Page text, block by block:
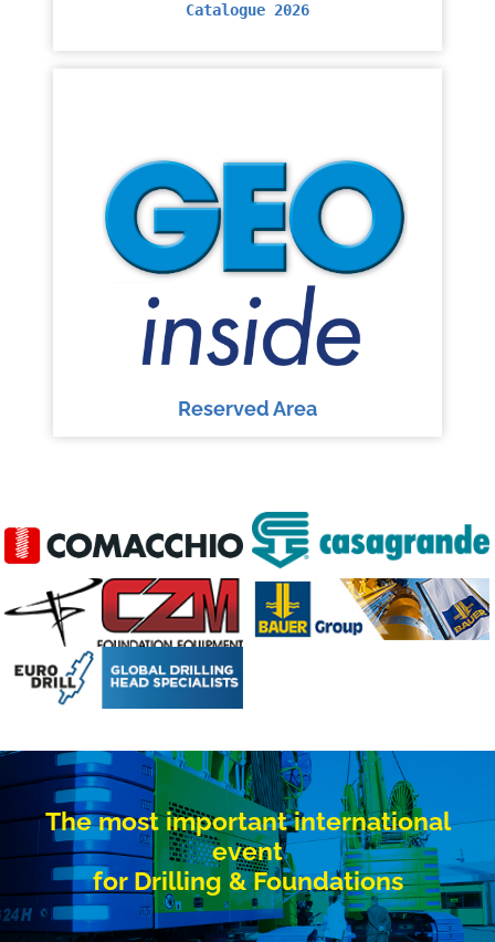
Catalogue 2026
Reserved Area
The most important international
event
for Drilling & Foundations